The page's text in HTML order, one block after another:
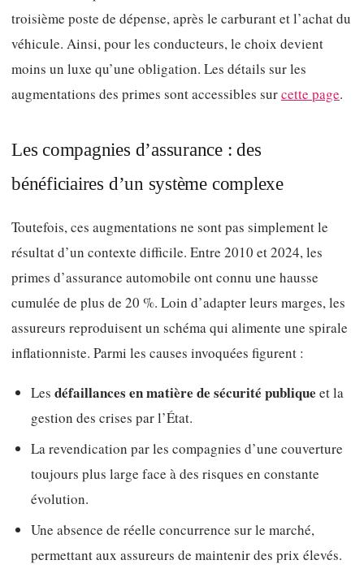
troisième poste de dépense, après le carburant et l’achat du
véhicule. Ainsi, pour les conducteurs, le choix devient
moins un luxe qu’une obligation. Les détails sur les
augmentations des primes sont accessibles surcette page.
Les compagnies d’assurance : des
bénéficiaires d’un système complexe
Toutefois, ces augmentations ne sont pas simplement le
résultat d’un contexte difficile. Entre 2010 et 2024, les
primes d’assurance automobile ont connu une hausse
cumulée de plus de 20 %. Loin d’adapter leurs marges, les
assureurs reproduisent un schéma qui alimente une spirale
inflationniste. Parmi les causes invoquées figurent :
Les défaillances en matière de sécurité publique et la
gestion des crises par l’État.
La revendication par les compagnies d’une couverture
toujours plus large face à des risques en constante
évolution.
Une absence de réelle concurrence sur le marché,
permettant aux assureurs de maintenir des prix élevés.